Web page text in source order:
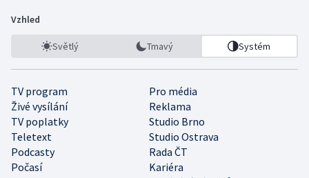
Vzhled
Světlý Tmavý Systém
TV program
Pro média
Živé vysílání
Reklama
TV poplatky
Studio Brno
Teletext
Studio Ostrava
Podcasty
Rada ČT
Počasí
Kariéra